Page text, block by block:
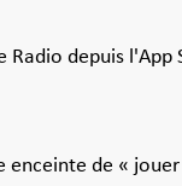
Radio depuis l'App
enceinte de « jouer